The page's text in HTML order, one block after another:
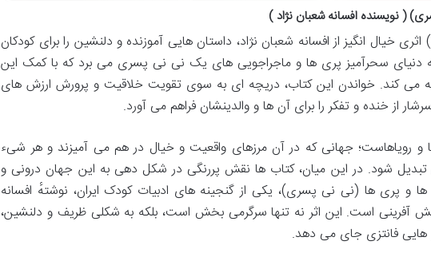
( نویسنده افسانه شعبان نژاد )
خیال انگیز از افسانه شعبان نژاد، داستان هایی آموزنده و دلنشین را برای کودکان
به دنیای سحرآمیز پری ها و ماجراجویی های یک نی نی پسری می برد که با کمک این
می کند. خواندن این کتاب، دریچه ای به سوی تقویت خلاقیت و پرورش ارزش های
از خنده و تفکر را برای آن ها و والدینشان فراهم می آورد.
و رویاهاست؛ جهانی که در آن مرزهای واقعیت و خیال در هم می آمیزند و هر شیء
شود. در این میان، کتاب ها نقش پررنگی در شکل دهی به این جهان درونی و
و پری ها (نی نی پسری)، یکی از گنجینه های ادبیات کودک ایران، نوشتهٔ افسانه
آفرینی است. این اثر نه تنها سرگرمی بخش است، بلکه به شکلی ظریف و دلنشین،
هایی فانتزی جای می دهد.